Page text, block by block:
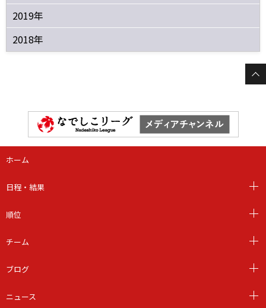
2019年
2018年
ホーム
日程・結果
順位
チーム
ブログ
ニュース